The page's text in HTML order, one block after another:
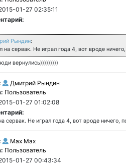
01-27 02:35:11
Рындин:
на сервак. Не играл года 4, вот вроде
вернулись)))))))))
Дмитрий Рындин
Пользователь
01-27 01:02:08
сервак. Не играл года 4, вот вроде ничего,
Max Max
Пользователь
01-27 00:43:34